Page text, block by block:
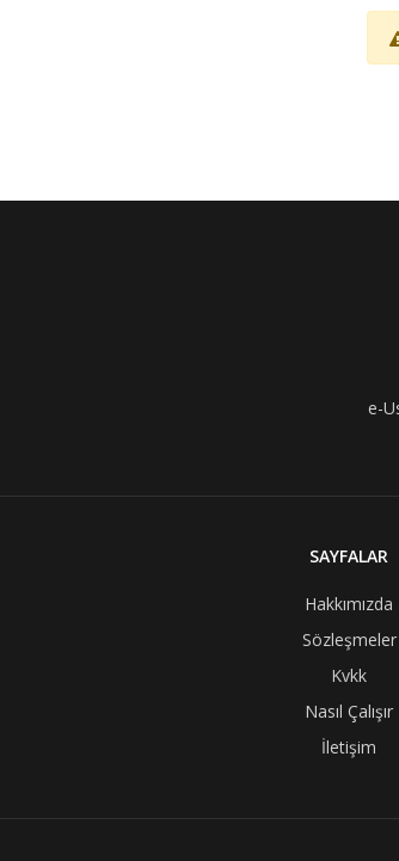
e-
SAYFALAR
Hakkımızda
Sözleşmeler
Kvkk
Nasıl Çalışır
İletişim